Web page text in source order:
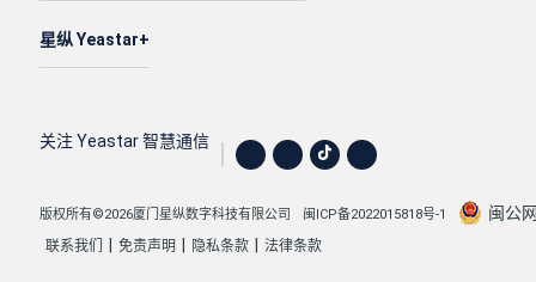
星纵 Yeastar
关注 Yeastar 智慧通信
版权所有©2026厦门星纵数字科技有限公司 闽ICP备2022015818号-1 闽公
联系我们 免责声明 隐私条款 法律条款